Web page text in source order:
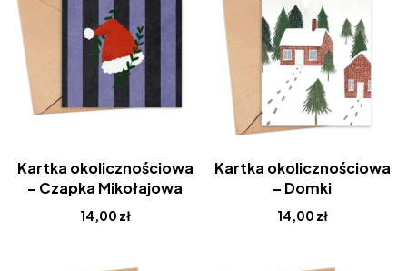
Kartka okolicznościowa
– Czapka Mikołajowa
14,00 zł
Kartka okolicznościowa
– Domki
14,00 zł